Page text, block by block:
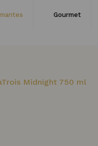
Gourmet
Midnight 750 ml